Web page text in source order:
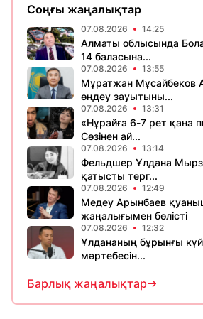
Соңғы жаңалықтар
07.08.2026 14:25
Алматы облысында
14 баласына...
07.08.2026 13:55
Мұратжан Мұсайбеков
өңдеу зауытыны...
07.08.2026 13:31
«Нұрайға 6-7 рет қана
Сөзінен ай...
07.08.2026 13:14
Фельдшер Ұлдана
қатысты терг...
07.08.2026 12:49
Медеу Арынбаев
жаңалығымен бөлісті
07.08.2026 12:32
Ұлдананың бұрынғы
мәртебесін...
Барлық жаңалықтар